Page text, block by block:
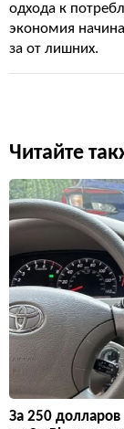
одхода к
экономия
за от лишних.
Читайте
За 250 долларов